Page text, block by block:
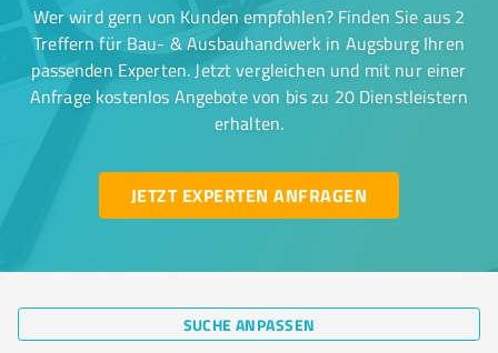
Wer wird gern von Kunden empfohlen? Finden Sie aus 2
Treffern für Bau- & Ausbauhandwerk in Augsburg Ihren
passenden Experten. Jetzt vergleichen und mit nur einer
Anfrage kostenlos Angebote von bis zu 20 Dienstleistern
erhalten.
JETZT EXPERTEN ANFRAGEN
SUCHE ANPASSEN